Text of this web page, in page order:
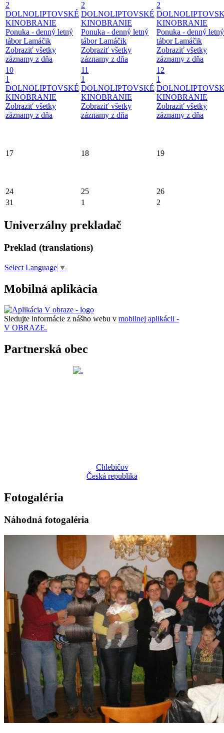
2
DOLNOLIPTOVSKÉ
KINOBRANIE
Ponuka - denný letný
tábor Lamáčik
Zobraziť všetky
záznamy z dňa
2
DOLNOLIPTOVSKÉ
KINOBRANIE
Ponuka - denný letný
tábor Lamáčik
Zobraziť všetky
záznamy z dňa
2
KINOBRANIE
Ponuka - denný letný
tábor Lamáčik
Zobraziť všetky
záznamy z dňa
10
1
DOLNOLIPTOVSKÉ
KINOBRANIE
Zobraziť všetky
záznamy z dňa
11
1
DOLNOLIPTOVSKÉ
KINOBRANIE
Zobraziť všetky
záznamy z dňa
12
1
KINOBRANIE
Zobraziť všetky
záznamy z dňa
17 18 19
24 25
26
31
1 2
Univerzálny prekladač
Preklad (translations)
Select Language ▼
Mobilná aplikácia
Sledujte informácie z nášho webu v mobilnej aplikácii -
V OBRAZE.
Partnerská obec
Chlebičov
Česká republika
Fotogaléria
Náhodná fotogaléria